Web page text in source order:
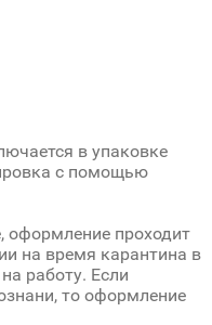
в упаковке
с помощью
оформление проходит
на время карантина в
работу. Если
то оформление